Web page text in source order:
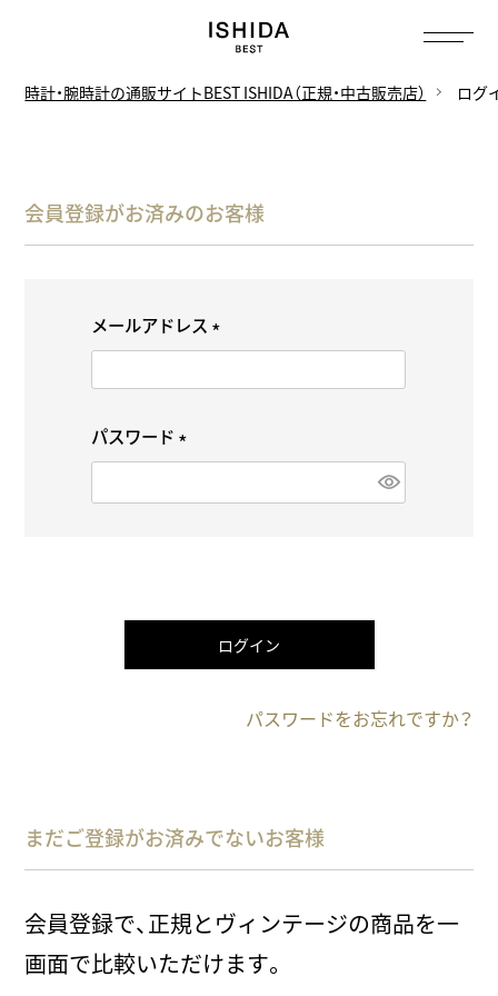
時計・腕時計の通販サイトBEST ISHIDA（正規・中古販売店） ログ
会員登録がお済みのお客様
メールアドレス
(
必
パスワード
(
必
ログイン
パスワードをお忘れですか？
まだご登録がお済みでないお客様
会員登録で、正規とヴィンテージの商品を一
画面で比較いただけます。